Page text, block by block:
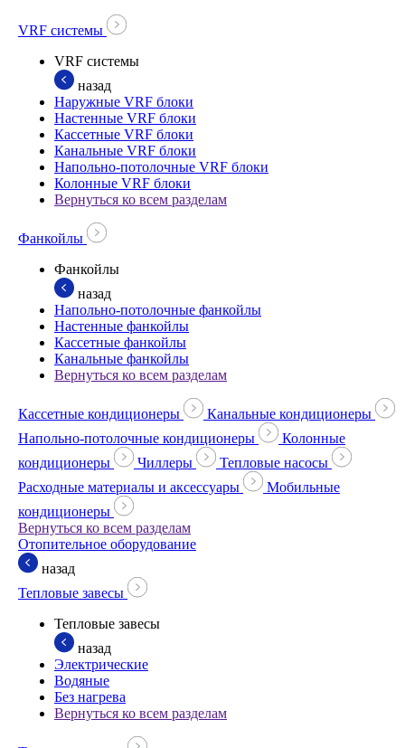
VRF системы
VRF системы
назад
Наружные VRF блоки
Настенные VRF блоки
Кассетные VRF блоки
Канальные VRF блоки
Напольно-потолочные VRF блоки
Колонные VRF блоки
Вернуться ко всем разделам
Фанкойлы
Фанкойлы
назад
Напольно-потолочные фанкойлы
Настенные фанкойлы
Кассетные фанкойлы
Канальные фанкойлы
Вернуться ко всем разделам
Кассетные кондиционеры
Канальные кондиционеры
Напольно-потолочные кондиционеры
Колонные
кондиционеры
Чиллеры
Тепловые насосы
Расходные материалы и аксессуары
Мобильные
кондиционеры
Вернуться ко всем разделам
Отопительное оборудование
назад
Тепловые завесы
Тепловые завесы
назад
Электрические
Водяные
Без нагрева
Вернуться ко всем разделам